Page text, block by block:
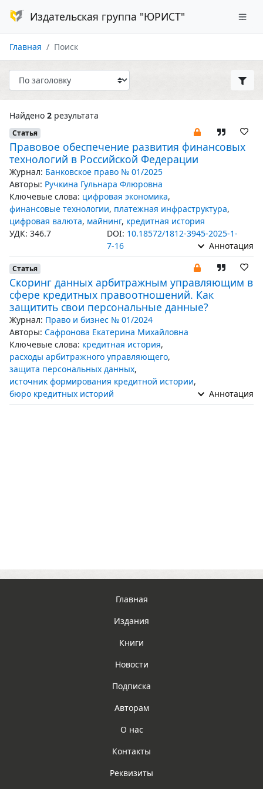
Издательская группа "ЮРИСТ"
Главная Поиск
Найдено 2 результата
Статья
Правовое обеспечение развития финансовых
технологий в Российской Федерации
Журнал: Банковское право № 01/2025
Авторы: Ручкина Гульнара Флюровна
Ключевые слова: цифровая экономика,
финансовые технологии, платежная инфраструктура,
цифровая валюта, майнинг, кредитная история
УДК: 346.7
DOI: 10.18572/1812-3945-2025-1-
7-16
Аннотация
Статья
Скоринг данных арбитражным управляющим в
сфере кредитных правоотношений. Как
защитить свои персональные данные?
Журнал: Право и бизнес № 01/2024
Авторы: Сафронова Екатерина Михайловна
Ключевые слова: кредитная история,
расходы арбитражного управляющего,
защита персональных данных,
источник формирования кредитной истории,
бюро кредитных историй
Аннотация
Главная
Издания
Книги
Новости
Подписка
Авторам
О нас
Контакты
Реквизиты